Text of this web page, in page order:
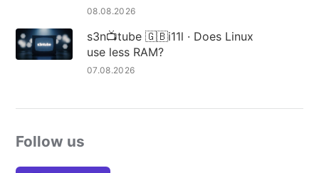
08.08.2026
s3n📺tube 🇬🇧i11l · Does Linux
use less RAM?
07.08.2026
Follow us